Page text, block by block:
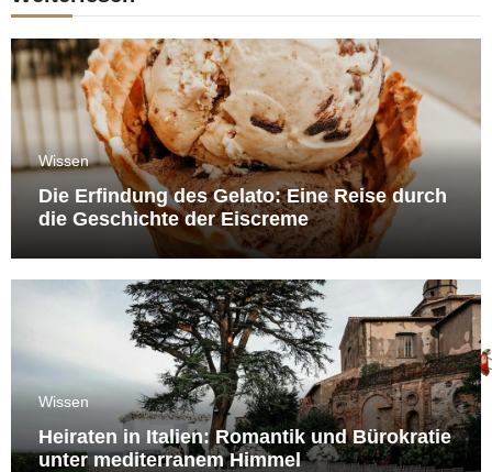
Wissen
Die Erfindung des Gelato: Eine Reise durch
die Geschichte der Eiscreme
Wissen
Heiraten in Italien: Romantik und Bürokratie
unter mediterranem Himmel